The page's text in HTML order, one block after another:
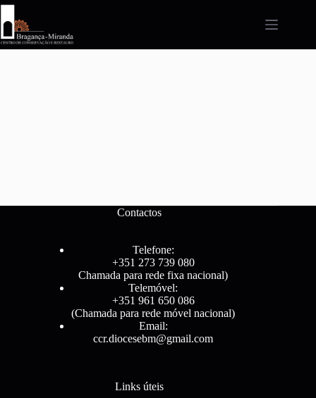
Pular
para
conteúdo
Contactos
Telefone:
+351 273 739 080
Chamada para rede fixa nacional)
Telemóvel:
+351 961 650 086
(Chamada para rede móvel nacional)
Email:
ccr.diocesebm@gmail.com
Links úteis